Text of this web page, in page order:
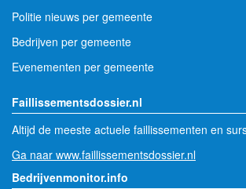
Politie nieuws per gemeente
Bedrijven per gemeente
Evenementen per gemeente
Faillissementsdossier.nl
Altijd de meeste actuele faillissementen en
Ga naar www.faillissementsdossier.nl
Bedrijvenmonitor.info